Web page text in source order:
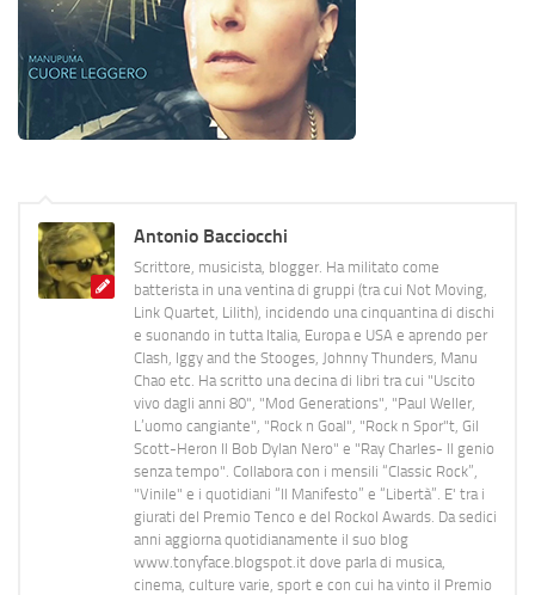
Antonio Bacciocchi
Scrittore, musicista, blogger. Ha militato come
batterista in una ventina di gruppi (tra cui Not Moving,
Link Quartet, Lilith), incidendo una cinquantina di dischi
e suonando in tutta Italia, Europa e USA e aprendo per
Clash, Iggy and the Stooges, Johnny Thunders, Manu
Chao etc. Ha scritto una decina di libri tra cui "Uscito
vivo dagli anni 80", "Mod Generations", "Paul Weller,
L’uomo cangiante", "Rock n Goal", "Rock n Spor"t, Gil
Scott-Heron Il Bob Dylan Nero" e "Ray Charles- Il genio
senza tempo". Collabora con i mensili “Classic Rock”,
"Vinile" e i quotidiani “Il Manifesto” e “Libertà”. E' tra i
giurati del Premio Tenco e del Rockol Awards. Da sedici
anni aggiorna quotidianamente il suo blog
www.tonyface.blogspot.it dove parla di musica,
cinema, culture varie, sport e con cui ha vinto il Premio